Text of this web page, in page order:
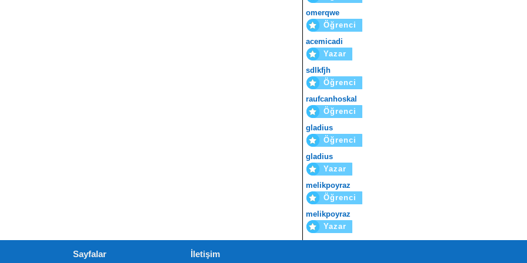
omerqwe
Öğrenci
acemicadi
Yazar
sdlkfjh
Öğrenci
raufcanhoskal
Öğrenci
gladius
Öğrenci
gladius
Yazar
melikpoyraz
Öğrenci
melikpoyraz
Yazar
Sayfalar İletişim